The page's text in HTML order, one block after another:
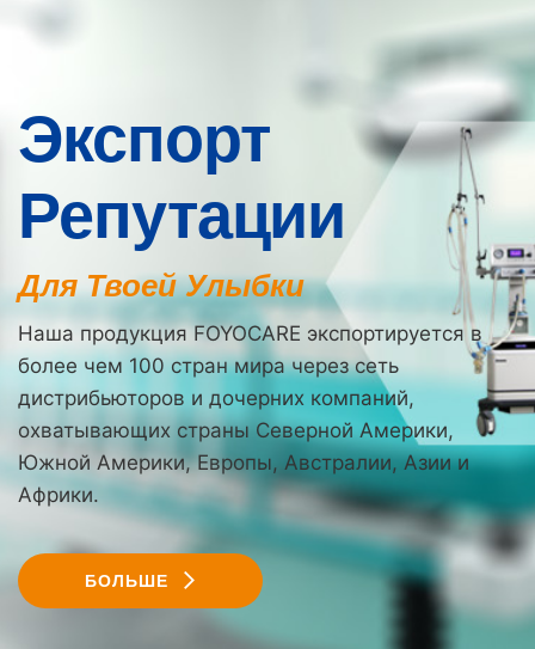
Экспорт
Репутации
Для Твоей Улыбки
Наша продукция FOYOCARE экспортируется в
более чем 100 стран мира через сеть
дистрибьюторов и дочерних компаний,
охватывающих страны Северной Америки,
Южной Америки, Европы, Австралии, Азии и
Африки.
БОЛЬШЕ